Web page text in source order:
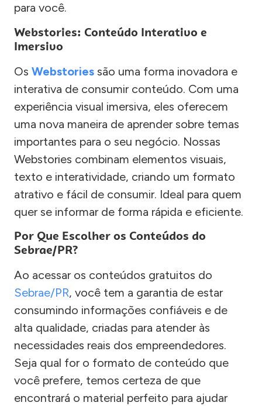
para você.
Webstories: Conteúdo Interativo e
Imersivo
Os Webstories são uma forma inovadora e
interativa de consumir conteúdo. Com uma
experiência visual imersiva, eles oferecem
uma nova maneira de aprender sobre temas
importantes para o seu negócio. Nossas
Webstories combinam elementos visuais,
texto e interatividade, criando um formato
atrativo e fácil de consumir. Ideal para quem
quer se informar de forma rápida e eficiente.
Por Que Escolher os Conteúdos do
Sebrae/PR?
Ao acessar os conteúdos gratuitos do
Sebrae/PR, você tem a garantia de estar
consumindo informações confiáveis e de
alta qualidade, criadas para atender às
necessidades reais dos empreendedores.
Seja qual for o formato de conteúdo que
você prefere, temos certeza de que
encontrará o material perfeito para ajudar